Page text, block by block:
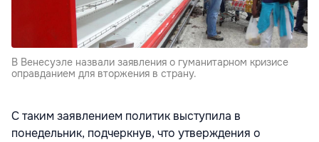
В Венесуэле назвали заявления о гуманитарном кризисе
оправданием для вторжения в страну.
С таким заявлением политик выступила в
понедельник, подчеркнув, что утверждения о